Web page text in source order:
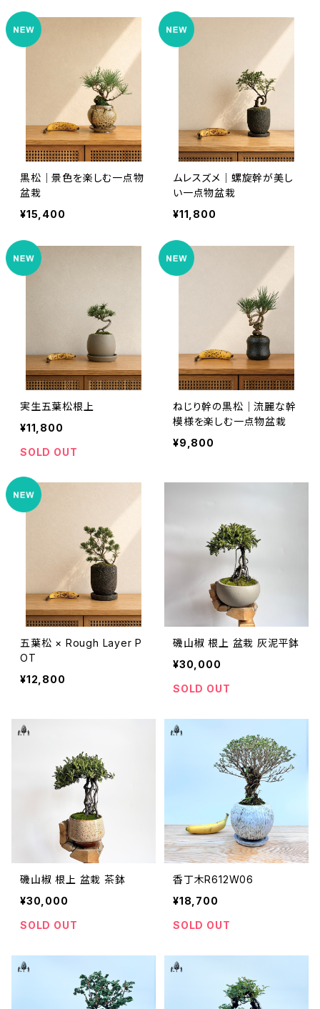
黒松｜景色を楽しむ一点物
盆栽
¥15,400
ムレスズメ｜螺旋幹が美し
い一点物盆栽
¥11,800
実生五葉松根上
¥11,800
SOLD OUT
ねじり幹の黒松｜流麗な幹
模様を楽しむ一点物盆栽
¥9,800
五葉松 × Rough Layer P
OT
¥12,800
磯山椒 根上 盆栽 灰泥平鉢
¥30,000
SOLD OUT
磯山椒 根上 盆栽 茶鉢
¥30,000
SOLD OUT
香丁木R612W06
¥18,700
SOLD OUT